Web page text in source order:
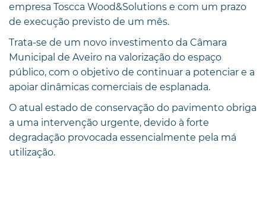
empresa Toscca Wood&Solutions e com um prazo
de execução previsto de um mês.
Trata-se de um novo investimento da Câmara
Municipal de Aveiro na valorização do espaço
público, com o objetivo de continuar a potenciar e a
apoiar dinâmicas comerciais de esplanada.
O atual estado de conservação do pavimento obriga
a uma intervenção urgente, devido à forte
degradação provocada essencialmente pela má
utilização.